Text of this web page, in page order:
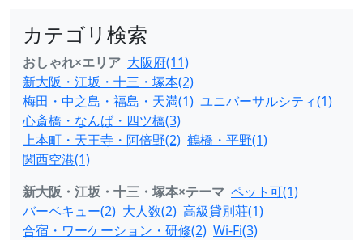
カテゴリ検索
おしゃれ×エリア 大阪府(11)
新大阪・江坂・十三・塚本(2)
梅田・中之島・福島・天満(1) ユニバーサルシティ(1)
心斎橋・なんば・四ツ橋(3)
上本町・天王寺・阿倍野(2) 鶴橋・平野(1)
関西空港(1)
新大阪・江坂・十三・塚本×テーマ ペット可(1)
バーベキュー(2) 大人数(2) 高級貸別荘(1)
合宿・ワーケーション・研修(2) Wi-Fi(3)